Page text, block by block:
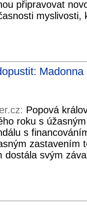
připravovat
myslivosti,
Popová
roku s
s
zastavením
dostála svým